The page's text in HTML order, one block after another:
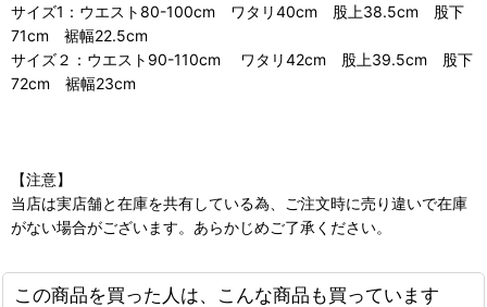
サイズ1：ウエスト80-100cm ワタリ40cm 股上38.5cm 股下
71cm 裾幅22.5cm
サイズ２：ウエスト90-110cm ワタリ42cm 股上39.5cm 股下
72cm 裾幅23cm
【注意】
当店は実店舗と在庫を共有している為、ご注文時に売り違いで在庫
がない場合がございます。あらかじめご了承ください。
この商品を買った人は、こんな商品も買っています